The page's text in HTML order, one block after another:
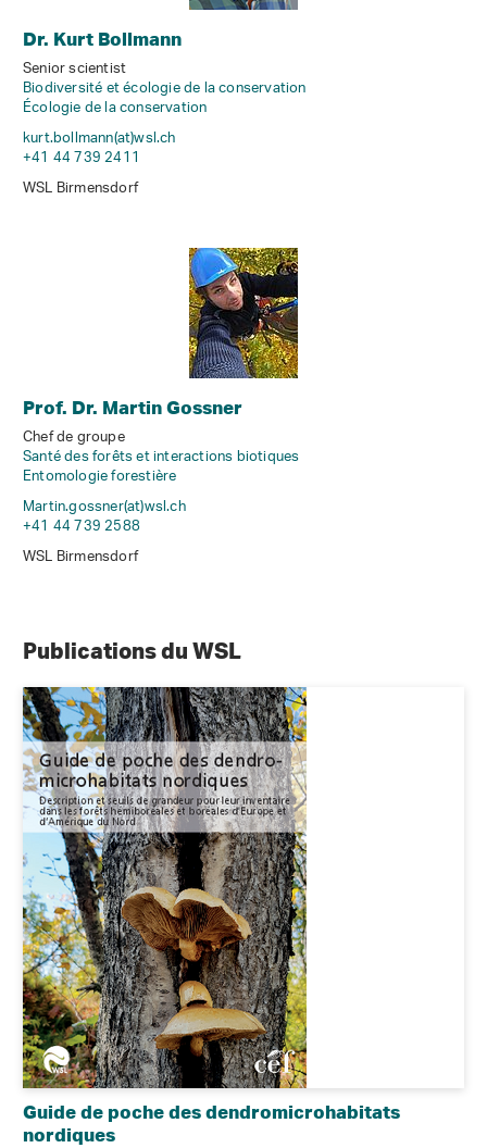
Dr. Kurt Bollmann
Senior scientist
Biodiversité et écologie de la conservation
Écologie de la conservation
kurt.bollmann(at)wsl.ch
+41 44 739 2411
WSL Birmensdorf
Prof. Dr. Martin Gossner
Chef de groupe
Santé des forêts et interactions biotiques
Entomologie forestière
Martin.gossner(at)wsl.ch
+41 44 739 2588
WSL Birmensdorf
Publications du WSL
Guide de poche des dendromicrohabitats
nordiques